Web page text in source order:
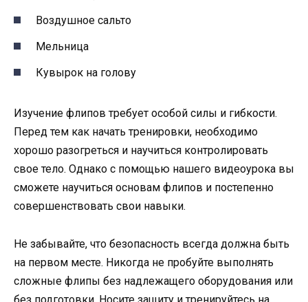
Воздушное сальто
Мельница
Кувырок на голову
Изучение флипов требует особой силы и гибкости.
Перед тем как начать тренировки, необходимо
хорошо разогреться и научиться контролировать
свое тело. Однако с помощью нашего видеоурока вы
сможете научиться основам флипов и постепенно
совершенствовать свои навыки.
Не забывайте, что безопасность всегда должна быть
на первом месте. Никогда не пробуйте выполнять
сложные флипы без надлежащего оборудования или
без подготовки. Носите защиту и тренируйтесь на